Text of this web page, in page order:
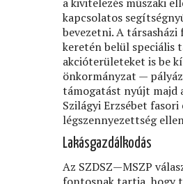
kapcsolatos
bevezetni. A
keretén belül speciális
akcióterületeket is be
önkormányzat —
támogatást nyújt majd
Szilágyi Erzsébet
légszennyezettség
Lakásgazdálkodás
Az SZDSZ—MSZP